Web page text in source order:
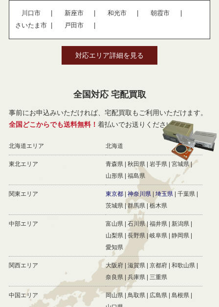
川口市 新座市 和光市
朝霞市
さいたま市
戸田市
対応エリア詳細を見る
全国対応 宅配買取
事前にお申込みいただければ、宅配買取もご利用いただけます。
全国どこからでも送料無料！ 着払いでお送りください。
北海道エリア 北海道
東北エリア 青森県 秋田県 岩手県
宮城県
山形県
福島県
関東エリア 東京都 神奈川県 埼玉県
千葉県
茨城県
群馬県 栃木県
中部エリア 富山県 石川県 福井県
新潟県
山梨県
長野県 岐阜県
静岡県
愛知県
関西エリア 大阪府 滋賀県 京都府
和歌山県
奈良県
兵庫県 三重県
中国エリア 岡山県 鳥取県 広島県
島根県